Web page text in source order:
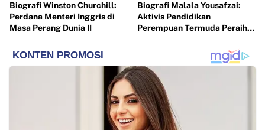
Biografi Winston Churchill:
Perdana Menteri Inggris di
Masa Perang Dunia II
Biografi Malala Yousafzai:
Aktivis Pendidikan
Perempuan Termuda Peraih